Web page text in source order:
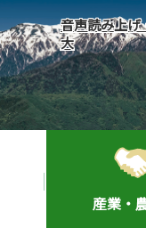
音声読み上げ
大
産業・